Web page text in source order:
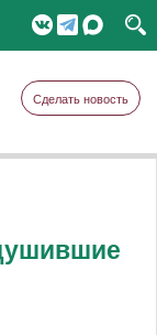
Сделать новость